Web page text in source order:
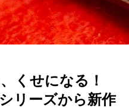
くせになる！
リーズから新作